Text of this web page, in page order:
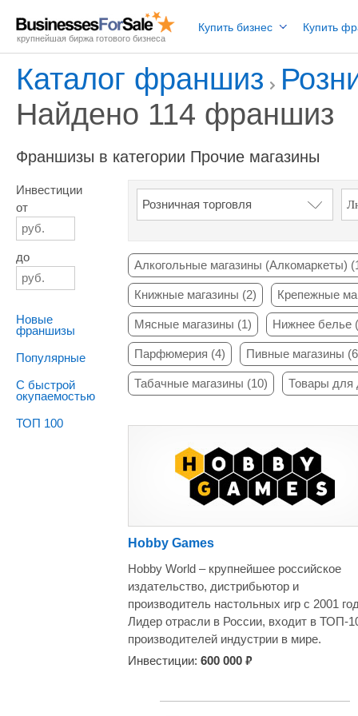
крупнейшая биржа готового бизнеса
Купить бизнес Купить
Каталог франшиз
Найдено 114 франшиз
Франшизы в категории Прочие магазины
Инвестиции
от
до
Новые
франшизы
Популярные
С быстрой
окупаемостью
ТОП 100
Алкогольные магазины (Алкомаркеты)
Книжные магазины (2) Крепежные
Мясные магазины (1) Нижнее белье
Парфюмерия (4) Пивные магазины
Табачные магазины (10) Товары для
Hobby Games
Hobby World – крупнейшее российское
издательство, дистрибьютор и
производитель настольных игр с 2001
Лидер отрасли в России, входит в ТОП-
производителей индустрии в мире.
Ассортиментная матрица товаров Hobby
Инвестиции:600 000₽